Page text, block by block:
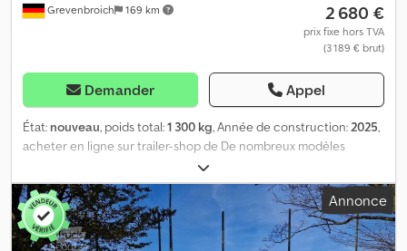
Grevenbroich 169 km 2 680 €
prix fixe hors TVA
(3 189 € brut)
Demander Appel
État: nouveau, poids total:1 300 kg, Année de construction:2025,
acheter en ligne sur trailer-shop de De nombreux modèles
disponibles en ligne chez ANHÄNGERWIRTZ Achetez facilement
et à toute heure en ligne 24h/24, 7j/7 Enlèvement sur place ou
livraison possible 😊 Le marché en ligne pour votre nouvelle
remorque propose des marques de qualité ! Crodoxq Ra Topfx
Aikof Plus de 850 remorques neuves en stock Plus de 130
Annonce